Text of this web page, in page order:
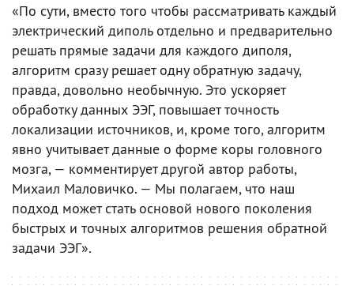
«По сути, вместо того чтобы рассматривать каждый
электрический диполь отдельно и предварительно
решать прямые задачи для каждого диполя,
алгоритм сразу решает одну обратную задачу,
правда, довольно необычную. Это ускоряет
обработку данных ЭЭГ, повышает точность
локализации источников, и, кроме того, алгоритм
явно учитывает данные о форме коры головного
мозга, — комментирует другой автор работы,
Михаил Маловичко. — Мы полагаем, что наш
подход может стать основой нового поколения
быстрых и точных алгоритмов решения обратной
задачи ЭЭГ».